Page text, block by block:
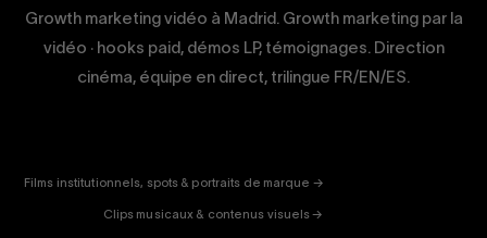
Growth marketing vidéo à Madrid. Growth marketing par la
vidéo · hooks paid, démos LP, témoignages. Direction
cinéma, équipe en direct, trilingue FR/EN/ES.
Films institutionnels, spots & portraits de marque →
Clips musicaux & contenus visuels →
FICTION
& DOC